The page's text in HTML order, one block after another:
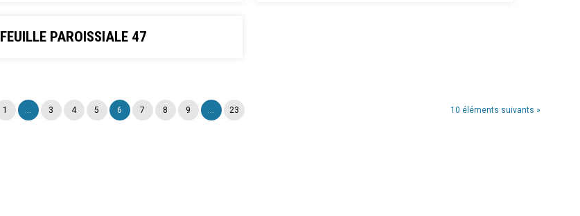
FEUILLE PAROISSIALE 47
10 éléments suivants »
1 ... 3 4 5 6 7 8 9 ... 23